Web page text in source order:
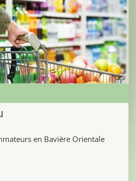
en Bavière Orientale